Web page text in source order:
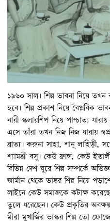
১৯৬০ সাল। শিল্প ভাবনা নিয়ে
হবে। শিল্প প্রকাশ নিয়ে বৈপ্লবিক
নারী স্কলারশিপ নিয়ে পাশ্চাত্য
এসে তাঁরা তখন নিজ নিজ ধারায়
ব্রাত্য। করুনা সাহা, শানু লাহিড়ী,
শ্যামশ্রী বসু। কেউ ফ্রান্স, কেউ
বিভিন্ন দেশ ঘুরে শিল্প সম্পর্কে
জার্মান থেকে ভাষ্কর শিল্প নিয়ে
লাইনে কেউ সমাজকে কটাক্ষ
তুলে ধরেছেন। কেউ প্রকৃতির
মীরা মুখার্জির ভাস্কর শিল্প তো